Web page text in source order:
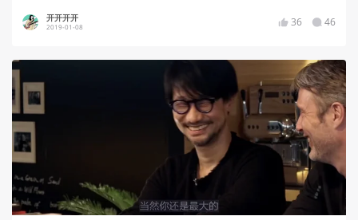
开开开开
2019-01-08 36 46